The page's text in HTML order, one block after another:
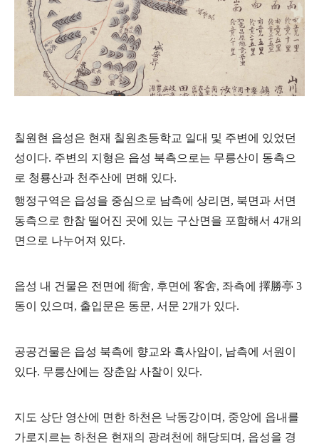
칠원현 읍성은 현재 칠원초등학교 일대 및 주변에 있었던
성이다. 주변의 지형은 읍성 북측으로는 무릉산이 동측으
로 청룡산과 천주산에 면해 있다.
행정구역은 읍성을 중심으로 남측에 상리면, 북면과 서면
동측으로 한참 떨어진 곳에 있는 구산면을 포함해서 4개의
면으로 나누어져 있다.
읍성 내 건물은 전면에 衙舍, 후면에 客舍, 좌측에 擇勝亭 3
동이 있으며, 출입문은 동문, 서문 2개가 있다.
공공건물은 읍성 북측에 향교와 흑사암이, 남측에 서원이
있다. 무릉산에는 장춘암 사찰이 있다.
지도 상단 영산에 면한 하천은 낙동강이며, 중앙에 읍내를
가로지르는 하천은 현재의 광려천에 해당되며, 읍성을 경